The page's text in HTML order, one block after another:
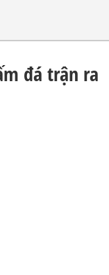
đá trận ra